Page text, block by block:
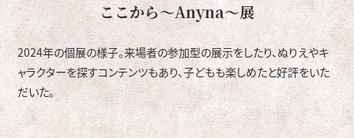
ここから～Anyna～展
2024年の個展の様子。来場者の参加型の展示をしたり、ぬりえやキ
ャラクターを探すコンテンツもあり、子どもも楽しめたと好評をいた
だいた。